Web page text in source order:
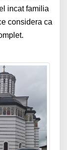
incat familia
considera ca